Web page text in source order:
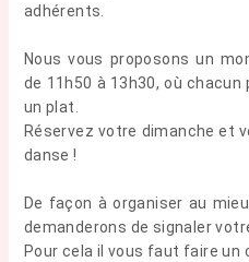
adhérents.
Nous vous proposons un
de 11h50 à 13h30, où
un plat.
Réservez votre dimanche et
danse !
De façon à organiser au
demanderons de signaler
Pour cela il vous faut faire un